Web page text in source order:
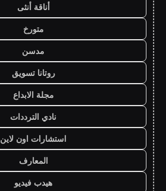
أناقة أنثى
متورخ
مدسن
روتانا تسويق
مجلة الابداع
نادي الترددات
استشارات اون لاين
المعارف
هيدب فيديو